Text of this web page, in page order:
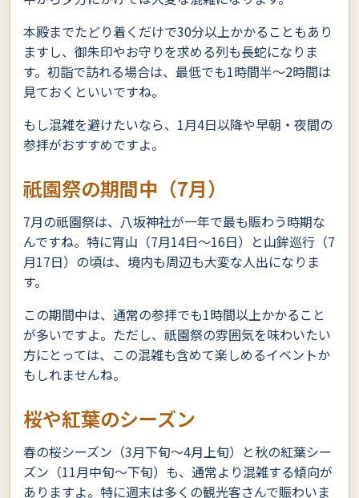
本殿までたどり着くだけで30分以上かかることもあり
ますし、御朱印やお守りを求める列も長蛇になりま
す。初詣で訪れる場合は、最低でも1時間半〜2時間は
見ておくといいですね。
もし混雑を避けたいなら、1月4日以降や早朝・夜間の
参拝がおすすめですよ。
祇園祭の期間中（7月）
7月の祇園祭は、八坂神社が一年で最も賑わう時期な
んですね。特に宵山（7月14日〜16日）と山鉾巡行（7
月17日）の頃は、境内も周辺も大変な人出になりま
す。
この期間中は、通常の参拝でも1時間以上かかること
が多いですよ。ただし、祇園祭の雰囲気を味わいたい
方にとっては、この混雑も含めて楽しめるイベントか
もしれませんね。
桜や紅葉のシーズン
春の桜シーズン（3月下旬〜4月上旬）と秋の紅葉シー
ズン（11月中旬〜下旬）も、通常より混雑する傾向が
ありますよ。特に週末は多くの観光客さんで賑わいま